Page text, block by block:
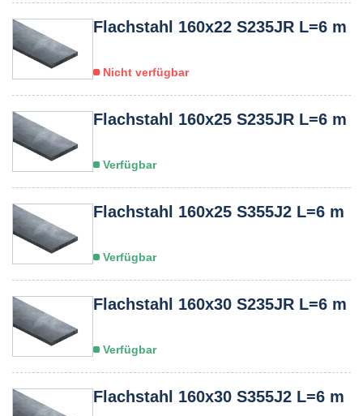
Flachstahl 160x22 S235JR L=6 m
Nicht verfügbar
Flachstahl 160x25 S235JR L=6 m
Verfügbar
Flachstahl 160x25 S355J2 L=6 m
Verfügbar
Flachstahl 160x30 S235JR L=6 m
Verfügbar
Flachstahl 160x30 S355J2 L=6 m